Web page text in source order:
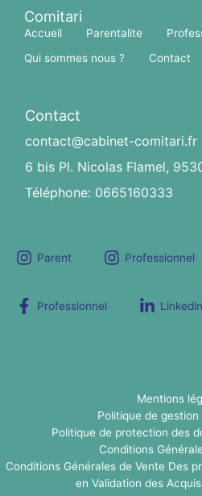
Comitari
Accueil Parentalite
Qui sommes nous ?
Contact
Contact
contact@cabinet-comitari.fr
6 bis Pl. Nicolas Flamel,
Téléphone: 0665160333
Parent Professionnel
Professionnel Linkedin
Mentions
Politique de
Politique de protection des
Conditions
Conditions Générales de Vente Des
en Validation des